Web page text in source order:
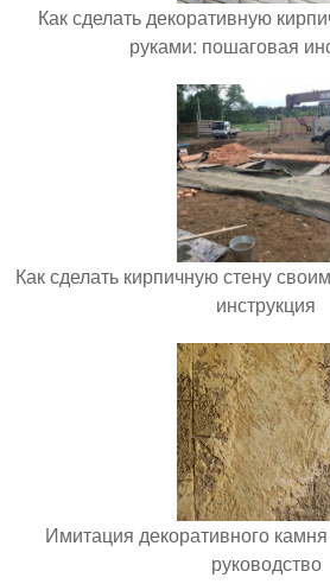
Как сделать декоративную
руками: пошаговая
Как сделать кирпичную стену
инструкция
Имитация декоративного
руководство